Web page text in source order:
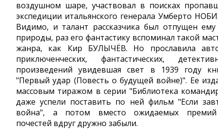
воздушном шаре, участвовал в поисках
экспедиции итальянского генерала Умберто
Видимо, и талант рассказчика был отпущен
природы, раз его фантастику вспоминал такой
жанра, как Кир БУЛЫЧЁВ. Но прославила
приключенческих, фантастических,
произведений увидевшая свет в 1939 году
"Первый удар (Повесть о будущей войне)". Ее
массовым тиражом в серии "Библиотека
даже успели поставить по ней фильм "Если
война", а потом вместо ожидаемых
почестей вдруг дружно забыли.